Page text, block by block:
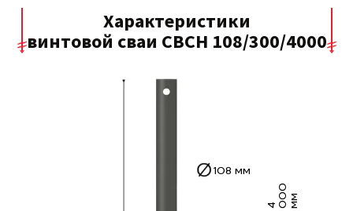
Характеристики
винтовой сваи СВСН 108/300/4000
4 0 0
0
м м
108 мм